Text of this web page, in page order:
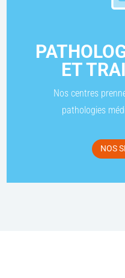
ET
Nos centres
pathologies
NOS